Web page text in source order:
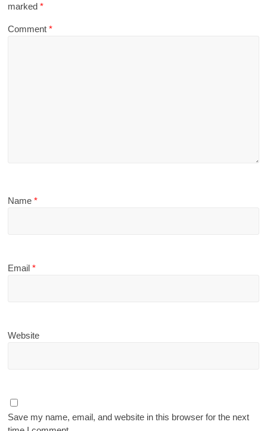
marked*
Comment*
Name*
Email*
Website
Save my name, email, and website in this browser for the next